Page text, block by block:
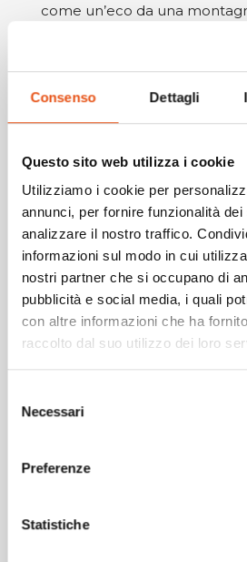
Consenso Dettagli
Questo sito web utilizza i cookie
Utilizziamo i cookie per
annunci, per fornire funzionalità
analizzare il nostro traffico.
informazioni sul modo in cui
nostri partner che si occupano di
pubblicità e social media, i quali
con altre informazioni che ha
raccolto dal suo utilizzo dei loro
delNecessari
Preferenze
Statistiche
come un’eco da una
di casa (Arabi e Iracheni),
attraversare l’Iran a piedi
più che una passeggiata.
essere banale come un
che riaffiorano ogni volta che
vecchi compagni. Le ansie,
paure, una volta superate,
invariabilmente
poi, che ha bisogno
formarsi.
Varcai dunque il confine
buona dose di speranza e mi